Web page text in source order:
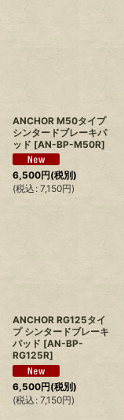
ANCHOR M50タイプ
シンタードブレーキパ
ッド [AN-BP-M50R]
6,500円(税別)
(税込 : 7,150円)
ANCHOR RG125タイ
プ シンタードブレーキ
パッド [AN-BP-
RG125R]
6,500円(税別)
(税込 : 7,150円)